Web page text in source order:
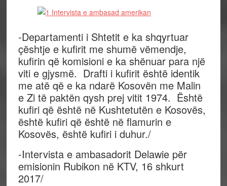
-Departamenti i Shtetit e ka shqyrtuar
çështje e kufirit me shumë vëmendje,
kufirin që komisioni e ka shënuar para një
viti e gjysmë. Drafti i kufirit është identik
me atë që e ka ndarë Kosovën me Malin
e Zi të paktën qysh prej vitit 1974. Është
kufiri që është në Kushtetutën e Kosovës,
është kufiri që është në flamurin e
Kosovës, është kufiri i duhur./
-Intervista e ambasadorit Delawie për
emisionin Rubikon në KTV, 16 shkurt
2017/